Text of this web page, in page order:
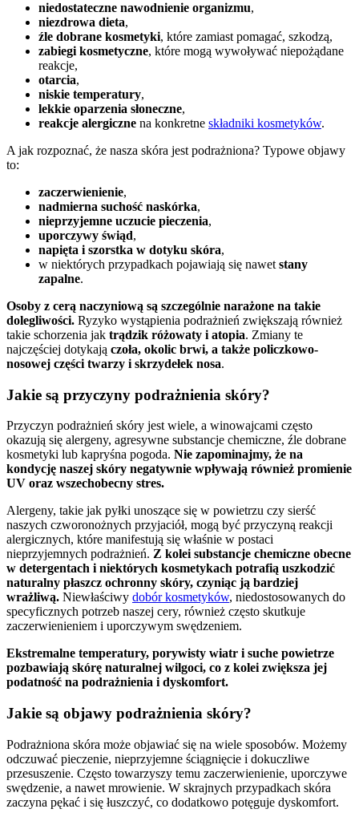
niedostateczne nawodnienie organizmu,
niezdrowa dieta,
źle dobrane kosmetyki, które zamiast pomagać, szkodzą,
zabiegi kosmetyczne, które mogą wywoływać niepożądane
reakcje,
otarcia,
niskie temperatury,
lekkie oparzenia słoneczne,
reakcje alergiczne na konkretne składniki kosmetyków.
A jak rozpoznać, że nasza skóra jest podrażniona? Typowe objawy
to:
zaczerwienienie,
nadmierna suchość naskórka,
nieprzyjemne uczucie pieczenia,
uporczywy świąd,
napięta i szorstka w dotyku skóra,
w niektórych przypadkach pojawiają się nawet stany
zapalne.
Osoby z cerą naczyniową są szczególnie narażone na takie
dolegliwości. Ryzyko wystąpienia podrażnień zwiększają również
takie schorzenia jak trądzik różowaty i atopia. Zmiany te
najczęściej dotykają czoła, okolic brwi, a także policzkowo-
nosowej części twarzy i skrzydełek nosa.
Jakie są przyczyny podrażnienia skóry?
Przyczyn podrażnień skóry jest wiele, a winowajcami często
okazują się alergeny, agresywne substancje chemiczne, źle dobrane
kosmetyki lub kapryśna pogoda. Nie zapominajmy, że na
kondycję naszej skóry negatywnie wpływają również promienie
UV oraz wszechobecny stres.
Alergeny, takie jak pyłki unoszące się w powietrzu czy sierść
naszych czworonożnych przyjaciół, mogą być przyczyną reakcji
alergicznych, które manifestują się właśnie w postaci
nieprzyjemnych podrażnień. Z kolei substancje chemiczne obecne
w detergentach i niektórych kosmetykach potrafią uszkodzić
naturalny płaszcz ochronny skóry, czyniąc ją bardziej
wrażliwą. Niewłaściwy dobór kosmetyków, niedostosowanych do
specyficznych potrzeb naszej cery, również często skutkuje
zaczerwienieniem i uporczywym swędzeniem.
Ekstremalne temperatury, porywisty wiatr i suche powietrze
pozbawiają skórę naturalnej wilgoci, co z kolei zwiększa jej
podatność na podrażnienia i dyskomfort.
Jakie są objawy podrażnienia skóry?
Podrażniona skóra może objawiać się na wiele sposobów. Możemy
odczuwać pieczenie, nieprzyjemne ściągnięcie i dokuczliwe
przesuszenie. Często towarzyszy temu zaczerwienienie, uporczywe
swędzenie, a nawet mrowienie. W skrajnych przypadkach skóra
zaczyna pękać i się łuszczyć, co dodatkowo potęguje dyskomfort.